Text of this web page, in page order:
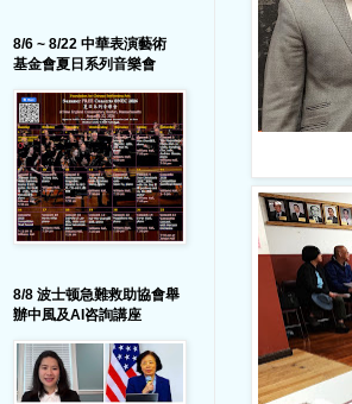
8/6 ~ 8/22 中華表演藝術
基金會夏日系列音樂會
8/8 波士顿急難救助協會舉
辦中風及AI咨詢講座